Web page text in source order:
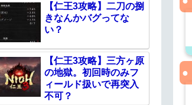
【仁王3攻略】二刀の捌
きなんかバグってな
い？
【仁王3攻略】三方ヶ原
の地獄。初回時のみフ
ィールド扱いで再突入
不可？